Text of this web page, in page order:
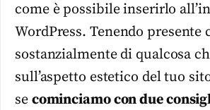
come è possibile inserirlo
WordPress. Tenendo presente
sostanzialmente di qualcosa
sull’aspetto estetico del tuo
se cominciamo con due